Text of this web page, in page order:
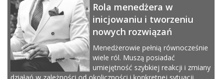
Rola menedżera w
inicjowaniu i tworzeniu
nowych rozwiązań
Menedżerowie pełnią równocześnie
wiele ról. Muszą posiadać
umiejętność szybkiej reakcji i zmiany
działań w zależności od okoliczności i konkretnej sytuacji.